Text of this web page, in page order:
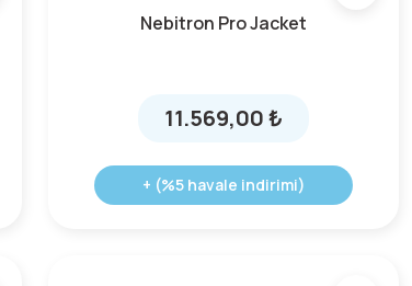
Nebitron Pro Jacket
11.569,00 ₺
+ (%5 havale indirimi)